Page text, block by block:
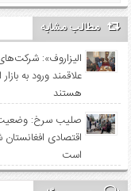
مطالب مشابه
علاقمند ورود به
هستند
صلیب سرخ:
اقتصادی افغانستان
است